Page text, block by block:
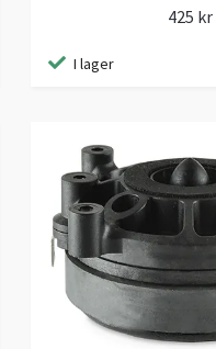
425 kr
I lager